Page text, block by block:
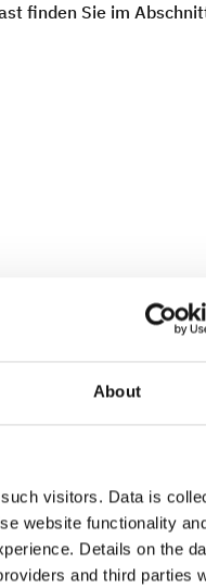
About
visitors. Data is
website functionality
Details on the
and third parties
finden Sie im
und
Das Gesamtgewicht